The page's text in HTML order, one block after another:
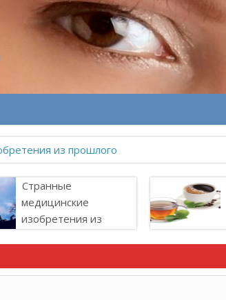
Странные
медицинские
изобретения из